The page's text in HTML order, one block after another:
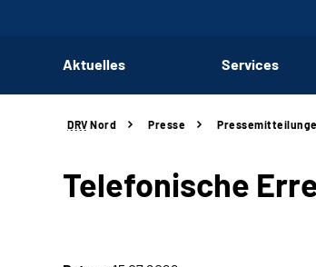
Aktuelles Services
DRV Nord Presse
Telefonische